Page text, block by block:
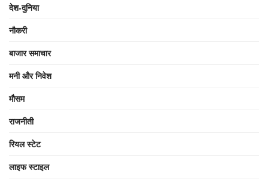
देश-दुनिया
नौकरी
बाजार समाचार
मनी और निवेश
मौसम
राजनीती
रियल स्टेट
लाइफ स्टाइल